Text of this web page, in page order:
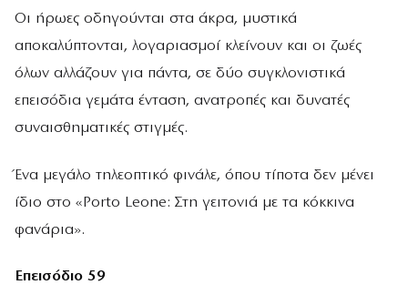
Οι ήρωες οδηγούνται στα άκρα, μυστικά
αποκαλύπτονται, λογαριασμοί κλείνουν και οι ζωές
όλων αλλάζουν για πάντα, σε δύο συγκλονιστικά
επεισόδια γεμάτα ένταση, ανατροπές και δυνατές
συναισθηματικές στιγμές.
Ένα μεγάλο τηλεοπτικό φινάλε, όπου τίποτα δεν μένει
ίδιο στο «Porto Leone: Στη γειτονιά με τα κόκκινα
φανάρια».
Επεισόδιο 59